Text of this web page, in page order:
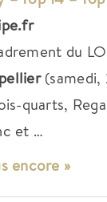
du
(samedi,
quarts,
et …
encore »